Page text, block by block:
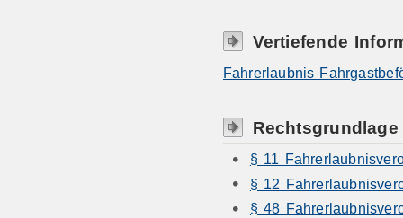
Vertiefende
Fahrerlaubnis
Rechtsgrundlage
§ 11
§ 12
§ 48